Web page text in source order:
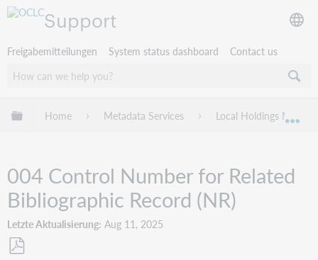
Support
Freigabemitteilungen System status dashboard Contact us
Globale Hierarchie expandieren/verbergen
Home Metadata Services Local Holdings
004 Control Number for Related
Bibliographic Record (NR)
Letzte Aktualisierung Aug 11, 2025